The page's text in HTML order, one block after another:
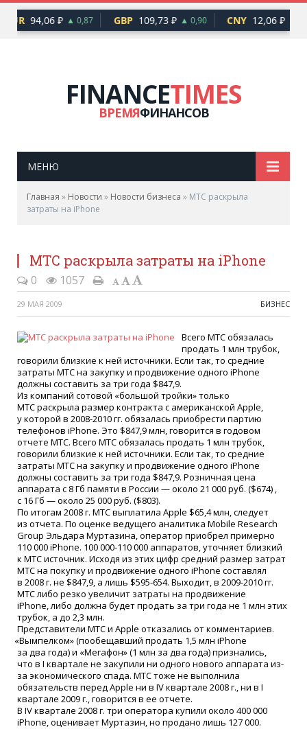
EUR 94,06 ₽ ▲ 0,87 GBP 109,73 ₽ ▲ 0,90 CNY 12,06 ₽
FINANCETIMES
ВРЕМЯФИНАНСОВ
МЕНЮ
Главная » Новости » Новости бизнеса » МТС раскрыла
затраты на iPhone
МТС раскрыла затраты на iPhone
0 1057
29 МАЯ 2009 БИЗНЕС
Всего МТС обязалась
продать 1 млн трубок,
говорили близкие к ней источники. Если так, то средние
затраты МТС на закупку и продвижение одного iPhone
должны составить за три года $847,9.
Из компаний сотовой «большой тройки» только
МТС раскрыла размер контракта с американской Apple,
у которой в 2008-2010 гг. обязалась приобрести партию
телефонов iPhone. Это $847,9 млн, говорится в годовом
отчете МТС. Всего МТС обязалась продать 1 млн трубок,
говорили близкие к ней источники. Если так, то средние
затраты МТС на закупку и продвижение одного iPhone
должны составить за три года $847,9. Розничная цена
аппарата с 8 Гб памяти в России — около 21 000 руб. ($674) ,
с 16 Гб — около 25 000 руб. ($803).
По итогам 2008 г. МТС выплатила Apple $65,4 млн, следует
из отчета. По оценке ведущего аналитика Mobile Research
Group Эльдара Муртазина, оператор приобрел примерно
110 000 iPhone. 100 000-110 000 аппаратов, уточняет близкий
к МТС источник. Исходя из этих цифр средний размер затрат
МТС на покупку и продвижение одного iPhone составлял
в 2008 г. не $847,9, а лишь $595-654. Выходит, в 2009-2010 гг.
МТС либо резко увеличит затраты на продвижение
iPhone, либо должна будет продать за три года не 1 млн этих
трубок, а до 2,3 млн.
Представители МТС и Apple отказались от комментариев.
«Вымпелком»(пообещавший продать 1,5 млн iPhone
за два года) и «Мегафон»(1 млн за два года) признались,
что в I квартале не закупили ни одного нового аппарата из-
за экономического спада. МТС тоже не выполнила
обязательств перед Apple ни в IV квартале 2008 г., ни в I
квартале 2009 г., говорится в ее отчете.
В IV квартале 2008 г. три оператора купили около 400 000
iPhone, оценивает Муртазин, но продано лишь 127 000.